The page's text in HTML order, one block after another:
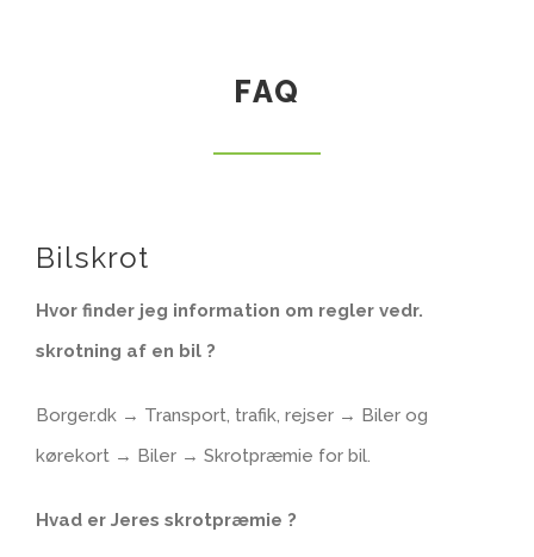
FAQ
Bilskrot
Hvor finder jeg information om regler vedr.
skrotning af en bil ?
Borger.dk → Transport, trafik, rejser → Biler og
kørekort → Biler → Skrotpræmie for bil.
Hvad er Jeres skrotpræmie ?